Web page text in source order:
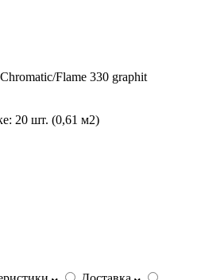
Flame 330 graphit
20 шт. (0,61 м2)